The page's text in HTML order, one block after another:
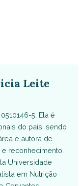
Leite
5. Ela é
do país, sendo
e autora de
reconhecimento.
Universidade
em Nutrição